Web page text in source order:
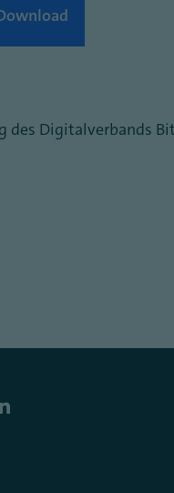
des Digitalverbands